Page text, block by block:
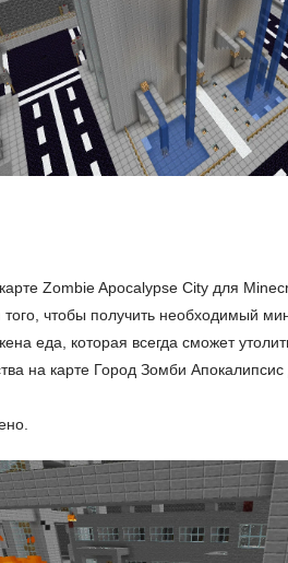
Zombie Apocalypse City для
чтобы получить необходимый
еда, которая всегда сможет
на карте Город Зомби